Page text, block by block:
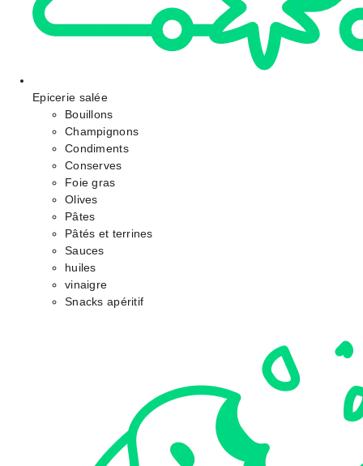
Epicerie salée
Bouillons
Champignons
Condiments
Conserves
Foie gras
Olives
Pâtes
Pâtés et terrines
Sauces
huiles
vinaigre
Snacks apéritif